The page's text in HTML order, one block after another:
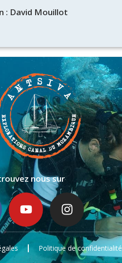
: David Mouillot
nous sur
Politique de confidentialité